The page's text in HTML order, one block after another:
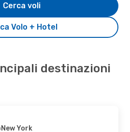
Volo + Hotel
Cerca voli
destinazioni
New York